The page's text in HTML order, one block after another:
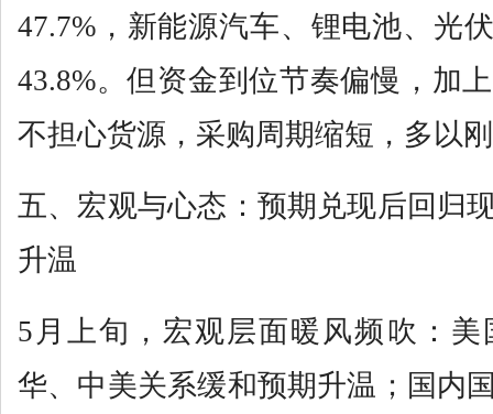
47.7%，新能源汽车、锂电池、光
43.8%。但资金到位节奏偏慢，加
不担心货源，采购周期缩短，多以
五、宏观与心态：预期兑现后回归
升温
5月上旬，宏观层面暖风频吹：
华、中美关系缓和预期升温；国内